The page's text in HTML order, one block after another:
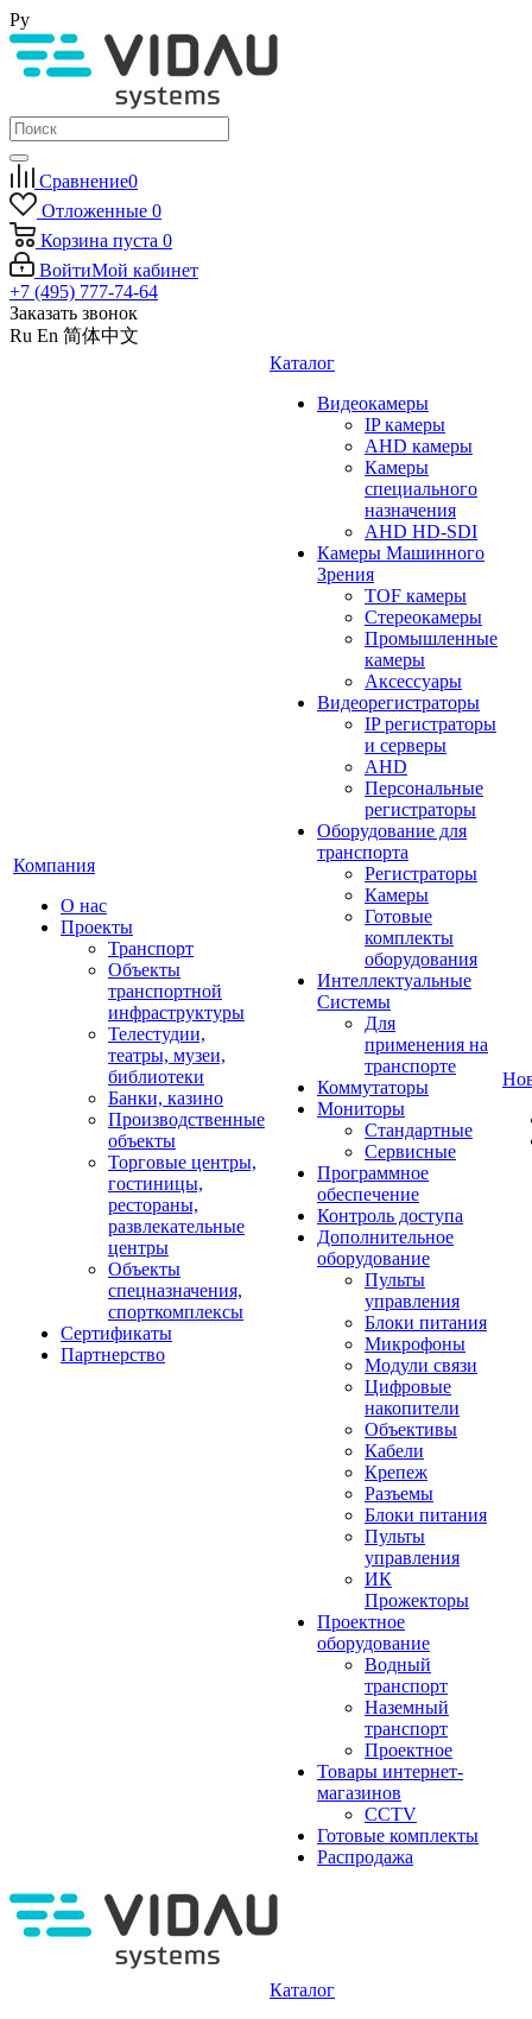
Ру
Сравнение0
Отложенные 0
Корзина пуста 0
ВойтиМой кабинет
+7 (495) 777-74-64
Заказать звонок
Ru En 简体中文
Компания
О нас
Проекты
Транспорт
Объекты
транспортной
инфраструктуры
Телестудии,
театры, музеи,
библиотеки
Банки, казино
Производственные
объекты
Торговые центры,
гостиницы,
рестораны,
развлекательные
центры
Объекты
спецназначения,
спорткомплексы
Сертификаты
Партнерство
Каталог
Видеокамеры
IP камеры
AHD камеры
Камеры
специального
назначения
AHD HD-SDI
Камеры Машинного
Зрения
TOF камеры
Стереокамеры
Промышленные
камеры
Аксессуары
Видеорегистраторы
IP регистраторы
и серверы
AHD
Персональные
регистраторы
Оборудование для
транспорта
Регистраторы
Камеры
Готовые
комплекты
оборудования
Интеллектуальные
Системы
Для
применения на
транспорте
Коммутаторы
Мониторы
Стандартные
Сервисные
Программное
обеспечение
Контроль доступа
Дополнительное
оборудование
Пульты
управления
Блоки питания
Микрофоны
Модули связи
Цифровые
накопители
Объективы
Кабели
Крепеж
Разъемы
Блоки питания
Пульты
управления
ИК
Прожекторы
Проектное
оборудование
Водный
транспорт
Наземный
транспорт
Проектное
Товары интернет-
магазинов
CCTV
Готовые комплекты
Распродажа
Каталог